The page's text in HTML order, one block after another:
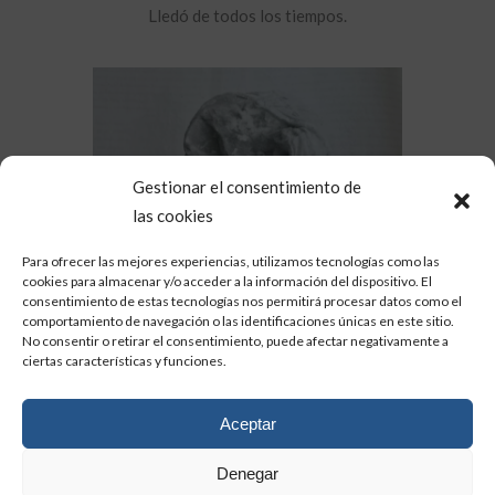
Gestionar el consentimiento de
las cookies
Para ofrecer las mejores experiencias, utilizamos tecnologías como las
cookies para almacenar y/o acceder a la información del dispositivo. El
consentimiento de estas tecnologías nos permitirá procesar datos como el
comportamiento de navegación o las identificaciones únicas en este sitio.
No consentir o retirar el consentimiento, puede afectar negativamente a
ciertas características y funciones.
Aceptar
Denegar
Lledó de todos los tiempos.